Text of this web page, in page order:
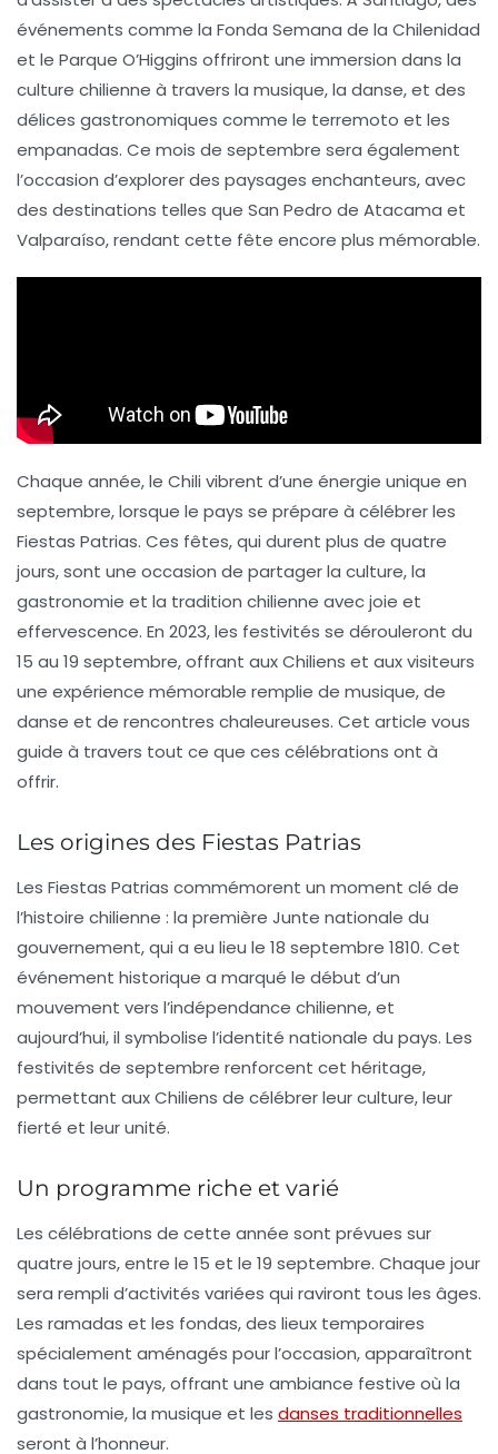
événements comme la Fonda Semana de la Chilenidad
et le Parque O’Higgins offriront une immersion dans la
culture chilienne à travers la musique, la danse, et des
délices gastronomiques comme le terremoto et les
empanadas. Ce mois de septembre sera également
l’occasion d’explorer des paysages enchanteurs, avec
des destinations telles que San Pedro de Atacama et
Valparaíso, rendant cette fête encore plus mémorable.
Chaque année, le Chili vibrent d’une énergie unique en
septembre, lorsque le pays se prépare à célébrer les
Fiestas Patrias. Ces fêtes, qui durent plus de quatre
jours, sont une occasion de partager la culture, la
gastronomie et la tradition chilienne avec joie et
effervescence. En 2023, les festivités se dérouleront du
15 au 19 septembre, offrant aux Chiliens et aux visiteurs
une expérience mémorable remplie de musique, de
danse et de rencontres chaleureuses. Cet article vous
guide à travers tout ce que ces célébrations ont à
offrir.
Les origines des Fiestas Patrias
Les Fiestas Patrias commémorent un moment clé de
l’histoire chilienne : la première Junte nationale du
gouvernement, qui a eu lieu le 18 septembre 1810. Cet
événement historique a marqué le début d’un
mouvement vers l’indépendance chilienne, et
aujourd’hui, il symbolise l’identité nationale du pays. Les
festivités de septembre renforcent cet héritage,
permettant aux Chiliens de célébrer leur culture, leur
fierté et leur unité.
Un programme riche et varié
Les célébrations de cette année sont prévues sur
quatre jours, entre le 15 et le 19 septembre. Chaque jour
sera rempli d’activités variées qui raviront tous les âges.
Les ramadas et les fondas, des lieux temporaires
spécialement aménagés pour l’occasion, apparaîtront
dans tout le pays, offrant une ambiance festive où la
gastronomie, la musique et les danses traditionnelles
seront à l’honneur.